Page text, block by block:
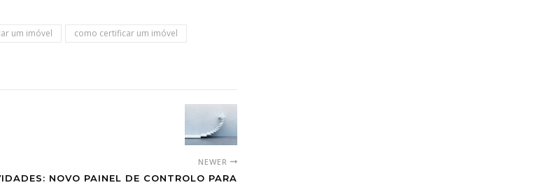
um imóvel
como certificar um imóvel
NEWER
NOVO PAINEL DE CONTROLO PARA